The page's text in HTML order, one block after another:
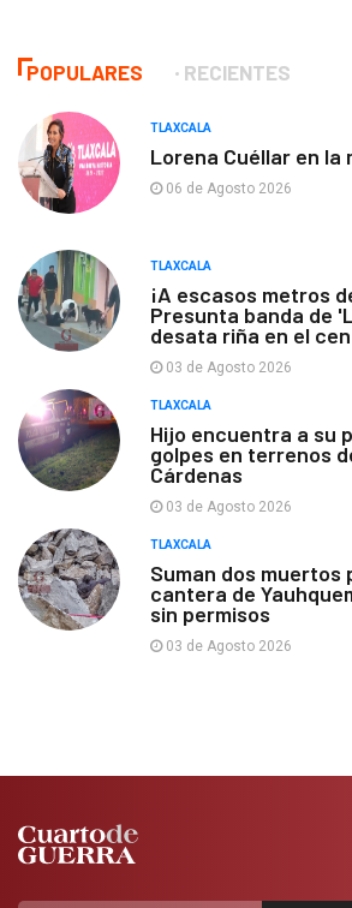
POPULARES RECIENTES
TLAXCALA
Lorena Cuéllar en la
06 de Agosto 2026
TLAXCALA
¡A escasos metros
Presunta banda de
desata riña en el
03 de Agosto 2026
TLAXCALA
Hijo encuentra a su
golpes en terrenos
Cárdenas
03 de Agosto 2026
TLAXCALA
Suman dos muertos
cantera de
sin permisos
03 de Agosto 2026